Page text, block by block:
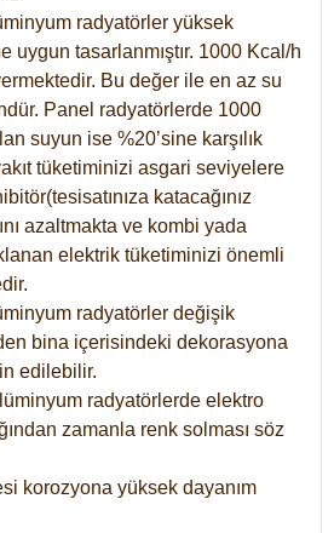
radyatörler yüksek
uygun tasarlanmıştır. 1000 Kcal/h
Bu değer ile en az su
Panel radyatörlerde 1000
suyun ise %20’sine karşılık
tüketiminizi asgari seviyelere
katacağınız
azaltmakta ve kombi yada
elektrik tüketiminizi önemli
radyatörler değişik
bina içerisindeki dekorasyona
edilebilir.
radyatörlerde elektro
zamanla renk solması söz
korozyona yüksek dayanım